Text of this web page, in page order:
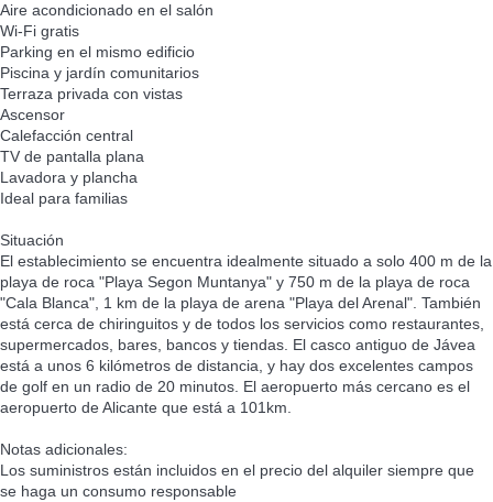
Aire acondicionado en el salón
Wi-Fi gratis
Parking en el mismo edificio
Piscina y jardín comunitarios
Terraza privada con vistas
Ascensor
Calefacción central
TV de pantalla plana
Lavadora y plancha
Ideal para familias
Situación
El establecimiento se encuentra idealmente situado a solo 400 m de la
playa de roca "Playa Segon Muntanya" y 750 m de la playa de roca
"Cala Blanca", 1 km de la playa de arena "Playa del Arenal". También
está cerca de chiringuitos y de todos los servicios como restaurantes,
supermercados, bares, bancos y tiendas. El casco antiguo de Jávea
está a unos 6 kilómetros de distancia, y hay dos excelentes campos
de golf en un radio de 20 minutos. El aeropuerto más cercano es el
aeropuerto de Alicante que está a 101km.
Notas adicionales:
Los suministros están incluidos en el precio del alquiler siempre que
se haga un consumo responsable